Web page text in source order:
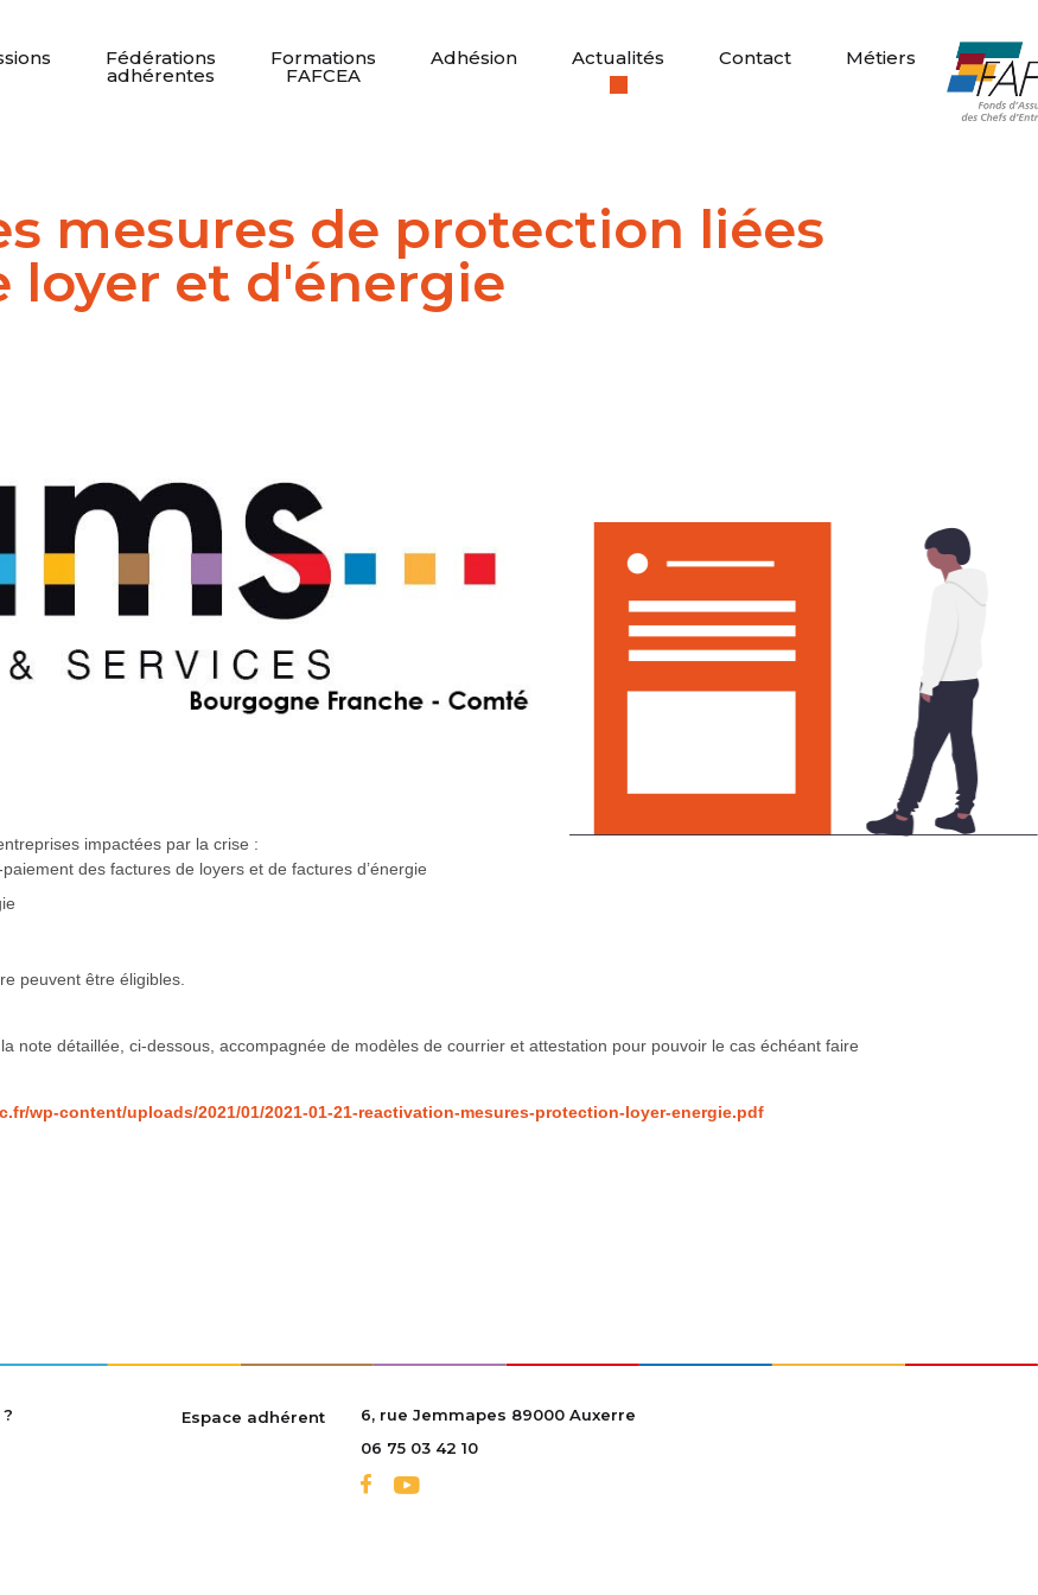
Fédérations
adhérentes
Formations
FAFCEA
Adhésion Actualités Contact Métiers
mesures de protection liées
loyer et d'énergie
impactées par la crise :
des factures de loyers et de factures d’énergie
peuvent être éligibles.
note détaillée, ci-dessous, accompagnée de modèles de courrier et attestation pour pouvoir le cas échéant faire
wp-content/uploads/2021/01/2021-01-21-reactivation-mesures-protection-loyer-energie.pdf
Espace adhérent
6, rue Jemmapes 89000 Auxerre
06 75 03 42 10